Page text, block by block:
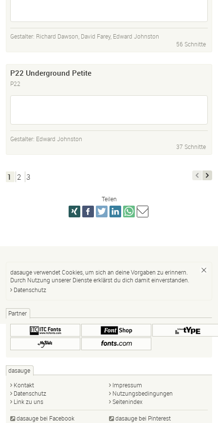
Gestalter: Richard Dawson, David Farey, Edward Johnston
56 Schnitte
P22 Underground Petite
P22
Gestalter: Edward Johnston
37 Schnitte
1 2 3
Teilen
dasauge verwendet Cookies, um sich an deine Vorgaben zu erinnern.
Durch Nutzung unserer Dienste erklärst du dich damit einverstanden.
Datenschutz
Partner
dasauge
Kontakt
Impressum
Datenschutz
Nutzungsbedingungen
Link zu uns
Seitenindex
dasauge bei Facebook dasauge bei Pinterest